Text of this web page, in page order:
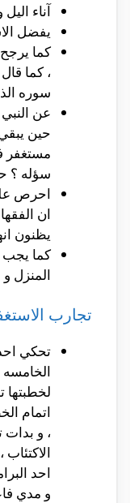
آناء
يفضل
كما
، كما
سوره
عن
حين
مستغفر
سؤله ؟
احرص
ان
يظنون
كما يجب
المنزل
تجارب
تحكي
اتمام
، و
احد
و مدي